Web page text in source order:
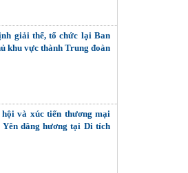
giải thể, tổ chức lại Ban
khu vực thành Trung đoàn
và xúc tiến thương mại
dâng hương tại Di tích